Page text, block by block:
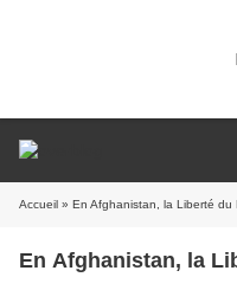
Accueil » En Afghanistan, la Liberté du
En Afghanistan, la